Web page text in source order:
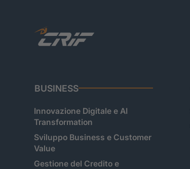
BUSINESS
Innovazione Digitale e AI
Transformation
Sviluppo Business e Customer
Value
Gestione del Credito e